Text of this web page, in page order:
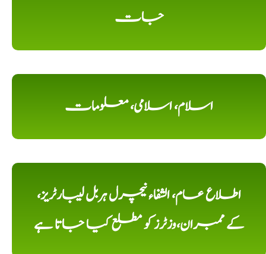
جات
اسلام، اسلامی، معلومات
اطلاع عام، الشفاء نیچرل ہربل لیبارٹریز،
کے ممبران،وزٹرز کو مطلع کیا جاتا ہے